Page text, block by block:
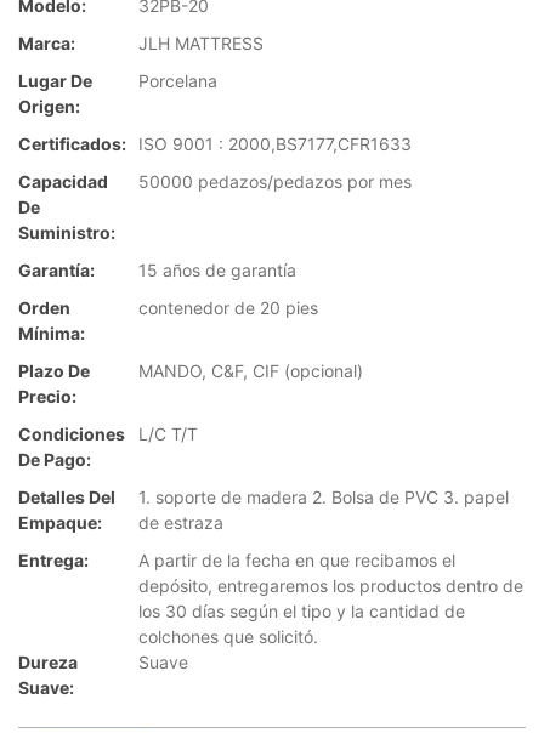
Modelo:
32PB-20
Marca:
JLH MATTRESS
Lugar De
Origen:
Porcelana
Certificados:
ISO 9001 : 2000,BS7177,CFR1633
Capacidad
De
Suministro:
50000 pedazos/pedazos por mes
Garantía:
15 años de garantía
Orden
Mínima:
contenedor de 20 pies
Plazo De
Precio:
MANDO, C&F, CIF (opcional)
Condiciones
De Pago:
L/C T/T
Detalles Del
Empaque:
1. soporte de madera 2. Bolsa de PVC 3. papel
de estraza
Entrega:
A partir de la fecha en que recibamos el
depósito, entregaremos los productos dentro de
los 30 días según el tipo y la cantidad de
colchones que solicitó.
Dureza
Suave:
Suave